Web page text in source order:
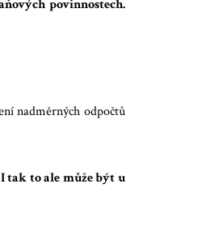
povinnostech.
nadměrných odpočtů
tak to ale může být u